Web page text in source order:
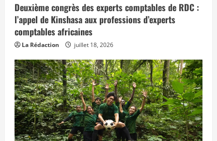
Deuxième congrès des experts comptables de RDC :
l’appel de Kinshasa aux professions d’experts
comptables africaines
La Rédaction juillet 18, 2026